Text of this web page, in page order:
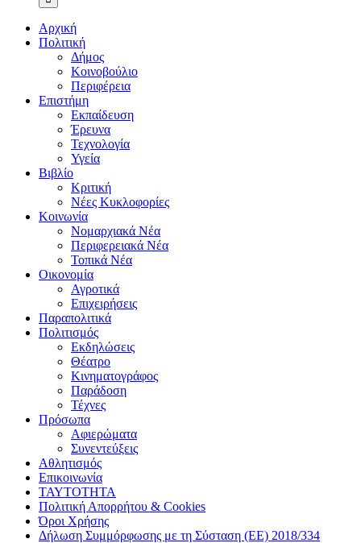
Αρχική
Πολιτική
Δήμος
Κοινοβούλιο
Περιφέρεια
Επιστήμη
Εκπαίδευση
Έρευνα
Τεχνολογία
Υγεία
Βιβλίο
Κριτική
Νέες Κυκλοφορίες
Κοινωνία
Νομαρχιακά Νέα
Περιφερειακά Νέα
Τοπικά Νέα
Οικονομία
Αγροτικά
Επιχειρήσεις
Παραπολιτικά
Πολιτισμός
Εκδηλώσεις
Θέατρο
Κινηματογράφος
Παράδοση
Τέχνες
Πρόσωπα
Αφιερώματα
Συνεντεύξεις
Αθλητισμός
Επικοινωνία
ΤΑΥΤΟΤΗΤΑ
Πολιτική Απορρήτου & Cookies
Όροι Χρήσης
Δήλωση Συμμόρφωσης με τη Σύσταση (ΕΕ) 2018/334